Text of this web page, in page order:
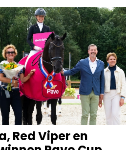
hem een aantal vragen
van trainen naar grote
Red Viper en